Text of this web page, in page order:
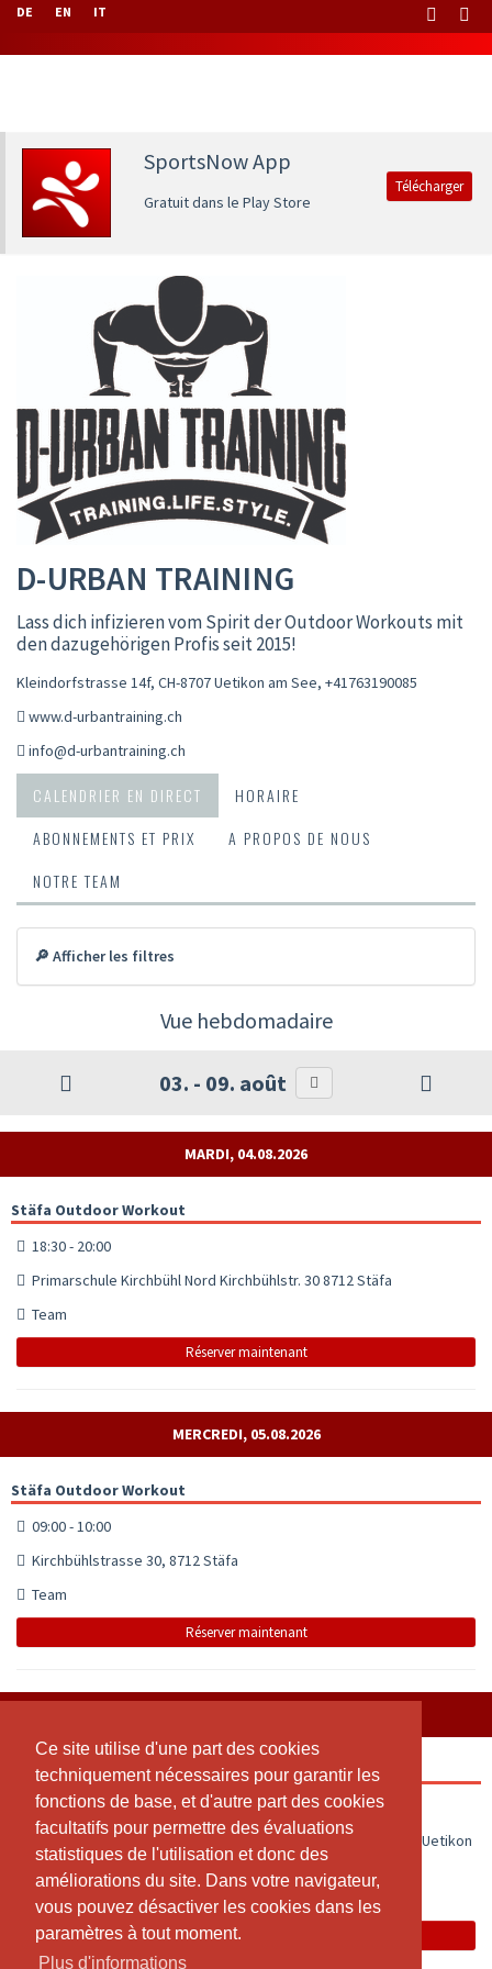
Ce site utilise d'une part des cookies
techniquement nécessaires pour garantir les
fonctions de base, et d'autre part des cookies
facultatifs pour permettre des évaluations
statistiques de l'utilisation et donc des
améliorations du site. Dans votre navigateur,
vous pouvez désactiver les cookies dans les
paramètres à tout moment.
Plus d'informations
Ce site utilise d'une part des cookies
techniquement nécessaires pour garantir les
fonctions de base, et d'autre part des cookies
facultatifs pour permettre des évaluations
statistiques de l'utilisation et donc des
améliorations du site. Dans votre navigateur,
vous pouvez désactiver les cookies dans les
paramètres à tout moment.
Plus d'informations
DE EN IT
SportsNow App
Gratuit dans le Play Store
Télécharger
D-URBAN TRAINING
Lass dich infizieren vom Spirit der Outdoor Workouts mit
den dazugehörigen Profis seit 2015!
Kleindorfstrasse 14f, CH-8707 Uetikon am See, +41763190085
www.d-urbantraining.ch
info@d-urbantraining.ch
CALENDRIER EN DIRECT
HORAIRE
ABONNEMENTS ET PRIX
A PROPOS DE NOUS
NOTRE TEAM
🔎 Afficher les filtres
Vue hebdomadaire
03. - 09. août
MARDI, 04.08.2026
Stäfa Outdoor Workout
18:30 - 20:00
Primarschule Kirchbühl Nord Kirchbühlstr. 30 8712 Stäfa
Team
Réserver maintenant
MERCREDI, 05.08.2026
Stäfa Outdoor Workout
09:00 - 10:00
Kirchbühlstrasse 30, 8712 Stäfa
Team
Réserver maintenant
Uetikon am See Outdoor Workout
18:30 - 19:30
Kantonsschule Uetikon am See, Bergstrasse 113/115, 8707 Uetikon
am See
Réserver maintenant